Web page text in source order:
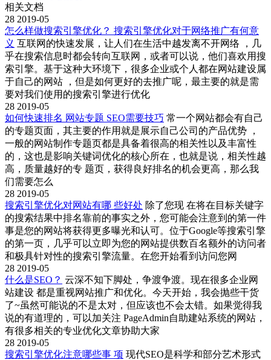
相关文档
28 2019-05
怎么样做搜索引擎优化？ 搜索引擎优化对于网络推广有何意
义 互联网的快速发展，让人们在生活中越发离不开网络 ，几
乎在搜索信息时都会转向互联网，或者可以说，他们喜欢用搜
索引擎。基于这种大环境下，很多企业或个人都在网站建设属
于自己的网站 ，但是如何更好的去推广呢，最主要的就是需
要对我们使用的搜索引擎进行优化
28 2019-05
如何快速排名 网站专题 SEO需要技巧 常一个网站都会有自己
的专题页面，其主要的作用就是展示自己公司的产品优势 ，
一般的网站制作专题页都是具备着很高的相关性以及丰富性
的，这也是影响关键词优化的核心所在，也就是说，相关性越
高，质量越好的专 题页，获得良好排名的机会更高，那么我
们需要怎么
28 2019-05
搜索引擎优化对网站有哪 些好处 除了您现 在将在目标关键字
的搜索结果中排名靠前的事实之外，您可能会注意到的第一件
事是您的网站将获得更多曝光和认可。位于Google等搜索引擎
的第一页，几乎可以立即为您的网站提供数百名额外的访问者
和极具针对性的搜索引擎流量。在您开始看到访问您网
28 2019-05
什么是SEO？ 云深不知下脚处，争渡争渡。现在很多企业网
站建设 都是重视网站推广和优化。今天开始，我会抛些干货
了~虽然可能说的不是太对，但应该也不会太错。如果觉得我
说的有道理的，可以加关注 PageAdmin自助建站系统的网站，
有很多相关的专业优化文章协助大家
28 2019-05
搜索引擎优化注意哪些事 项 现代SEO是科学和部分艺术形式